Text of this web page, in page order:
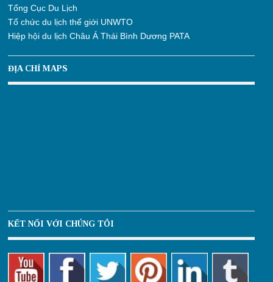
Tổng Cục Du Lịch
Tổ chức du lịch thế giới UNWTO
Hiệp hội du lịch Châu Á Thái Bình Dương PATA
ĐỊA CHỈ MAPS
KẾT NỐI VỚI CHÚNG TÔI